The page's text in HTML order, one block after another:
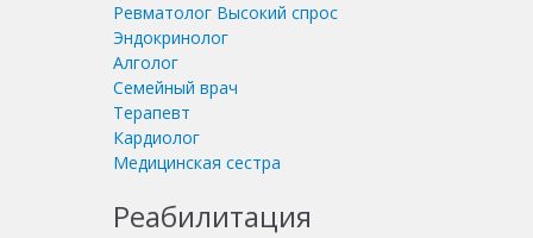
Ревматолог Высокий спрос
Эндокринолог
Алголог
Семейный врач
Терапевт
Кардиолог
Медицинская сестра
Реабилитация